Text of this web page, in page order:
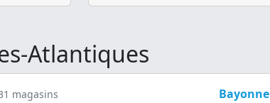
Atlantiques
magasins Bayonne